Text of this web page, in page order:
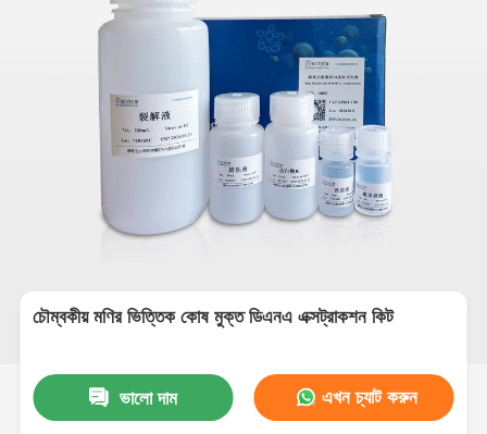
চৌম্বকীয় মণির ভিত্তিক কোষ মুক্ত ডিএনএ এক্সট্রাকশন কিট
ভালো দাম এখন চ্যাট করুন